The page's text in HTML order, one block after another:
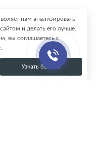
нам анализировать
и делать его лучше.
вы соглашаетесь с
Узнать больше